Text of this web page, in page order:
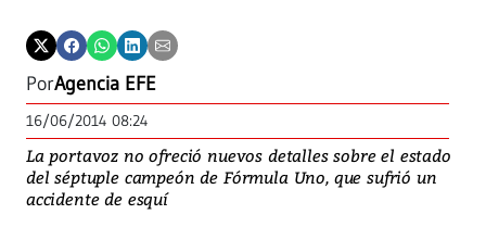
PorAgencia EFE
16/06/2014 08:24
La portavoz no ofreció nuevos detalles sobre el estado
del séptuple campeón de Fórmula Uno, que sufrió un
accidente de esquí